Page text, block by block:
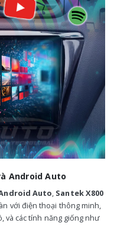
Android Auto
Auto, Santek X800
với điện thoại thông minh,
và các tính năng giống như